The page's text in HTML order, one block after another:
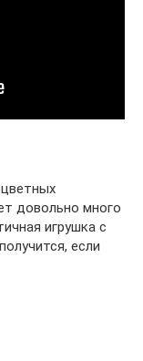
довольно много
игрушка с
если